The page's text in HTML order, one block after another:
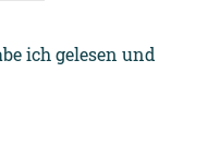
ich gelesen und